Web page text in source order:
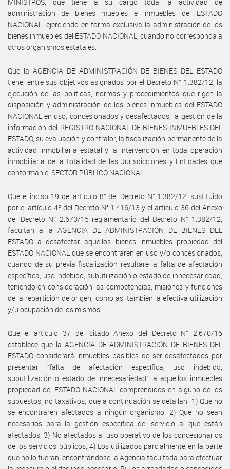
administración de bienes muebles e inmuebles del ESTADO
NACIONAL, ejerciendo en forma exclusiva la administración de los
bienes inmuebles del ESTADO NACIONAL, cuando no corresponda a
otros organismos estatales.
Que la AGENCIA DE ADMINISTRACIÓN DE BIENES DEL ESTADO
tiene, entre sus objetivos asignados por el Decreto N° 1.382/12, la
ejecución de las políticas, normas y procedimientos que rigen la
disposición y administración de los bienes inmuebles del ESTADO
NACIONAL en uso, concesionados y desafectados, la gestión de la
información del REGISTRO NACIONAL DE BIENES INMUEBLES DEL
ESTADO, su evaluación y contralor, la fiscalización permanente de la
actividad inmobiliaria estatal y la intervención en toda operación
inmobiliaria de la totalidad de las Jurisdicciones y Entidades que
conforman el SECTOR PÚBLICO NACIONAL.
Que el inciso 19 del artículo 8° del Decreto N° 1.382/12, sustituido
por el artículo 4º del Decreto N° 1.416/13 y el artículo 36 del Anexo
del Decreto N° 2.670/15 reglamentario del Decreto N° 1.382/12,
facultan a la AGENCIA DE ADMINISTRACIÓN DE BIENES DEL
ESTADO a desafectar aquellos bienes inmuebles propiedad del
ESTADO NACIONAL que se encontraren en uso y/o concesionados,
cuando de su previa fiscalización resultare la falta de afectación
específica, uso indebido, subutilización o estado de innecesariedad,
teniendo en consideración las competencias, misiones y funciones
de la repartición de origen, como así también la efectiva utilización
y/u ocupación de los mismos.
Que el artículo 37 del citado Anexo del Decreto N° 2.670/15
establece que la AGENCIA DE ADMINISTRACIÓN DE BIENES DEL
ESTADO considerará inmuebles pasibles de ser desafectados por
presentar “falta de afectación específica, uso indebido,
subutilización o estado de innecesariedad”, a aquellos inmuebles
propiedad del ESTADO NACIONAL comprendidos en alguno de los
supuestos, no taxativos, que a continuación se detallan: 1) Que no
se encontraren afectados a ningún organismo; 2) Que no sean
necesarios para la gestión específica del servicio al que están
afectados; 3) No afectados al uso operativo de los concesionarios
de los servicios públicos; 4) Los utilizados parcialmente en la parte
que no lo fueran, encontrándose la Agencia facultada para efectuar